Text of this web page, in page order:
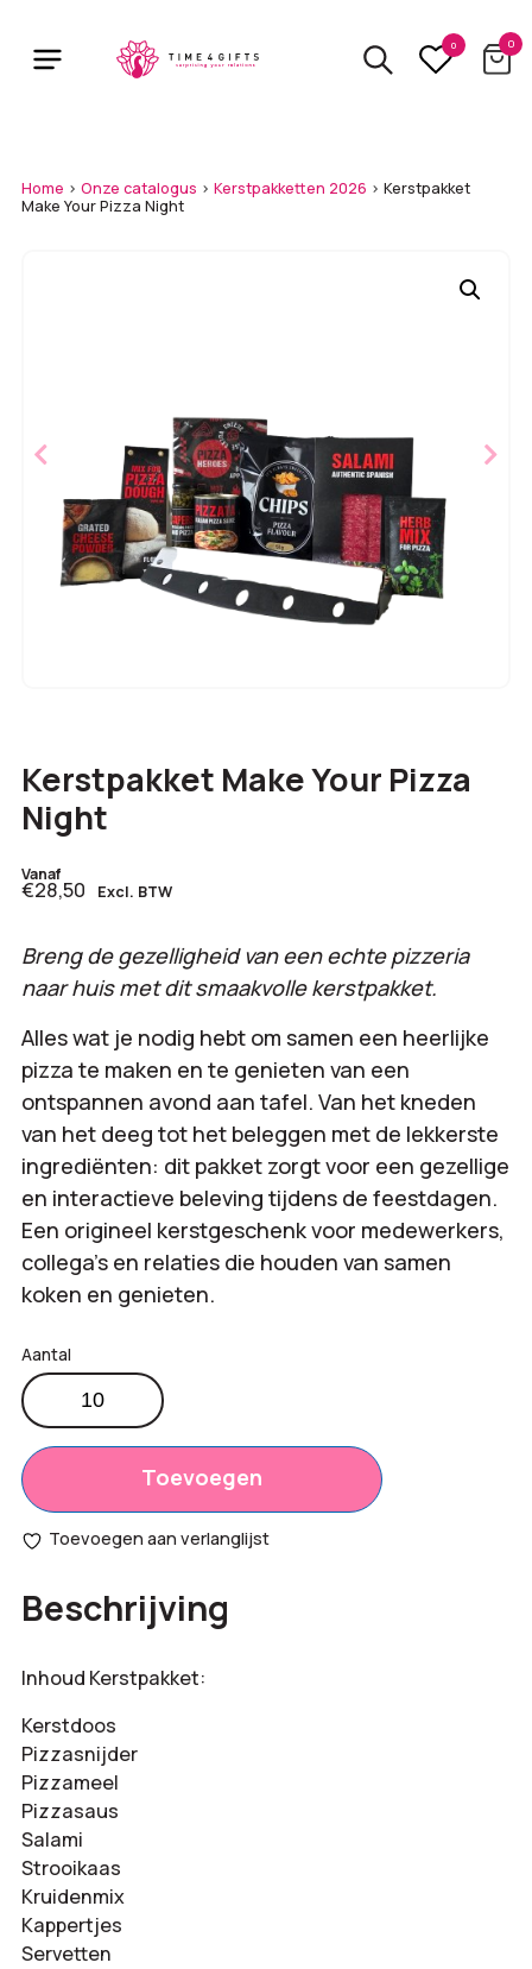
main
0 0
Home > Onze catalogus > Kerstpakketten 2026 > Kerstpakket
Make Your Pizza Night
Kerstpakket Make Your Pizza
Night
Vanaf
€28,50 Excl. BTW
Breng de gezelligheid van een echte pizzeria
naar huis met dit smaakvolle kerstpakket.
Alles wat je nodig hebt om samen een heerlijke
pizza te maken en te genieten van een
ontspannen avond aan tafel. Van het kneden
van het deeg tot het beleggen met de lekkerste
ingrediënten: dit pakket zorgt voor een gezellige
en interactieve beleving tijdens de feestdagen.
Een origineel kerstgeschenk voor medewerkers,
collega’s en relaties die houden van samen
koken en genieten.
Kerstpakket
Make
Your
Pizza
Night
aantal
Toevoegen
Toevoegen aan verlanglijst
Beschrijving
Inhoud Kerstpakket:
Kerstdoos
Pizzasnijder
Pizzameel
Pizzasaus
Salami
Strooikaas
Kruidenmix
Kappertjes
Servetten